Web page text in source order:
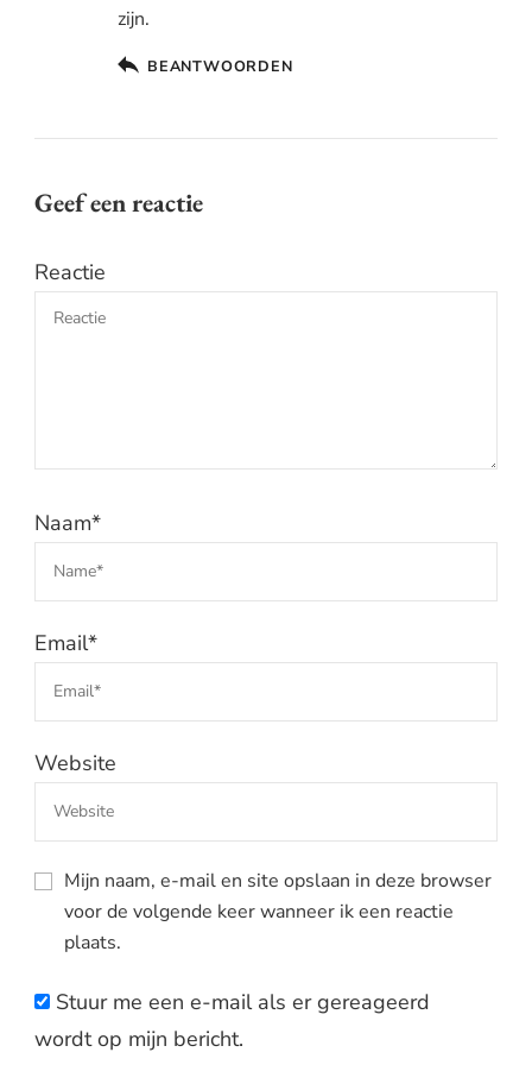
zijn.
BEANTWOORDEN
Geef een reactie
Reactie
Naam*
Email*
Website
Mijn naam, e-mail en site opslaan in deze browser
voor de volgende keer wanneer ik een reactie
plaats.
Stuur me een e-mail als er gereageerd
wordt op mijn bericht.